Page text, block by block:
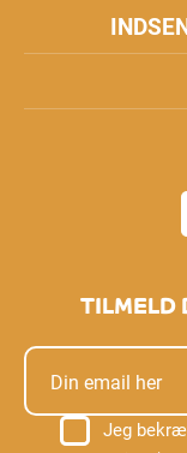
TILMELD
Jeg